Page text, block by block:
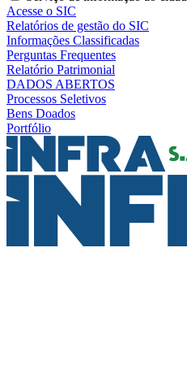
Acesse o SIC
Relatórios de gestão do SIC
Informações Classificadas
Perguntas Frequentes
Relatório Patrimonial
DADOS ABERTOS
Processos Seletivos
Bens Doados
Portfólio